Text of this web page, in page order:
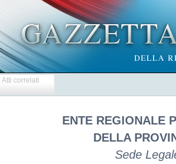
Atti correlati
ENTE REGIONALE
DELLA
Sede